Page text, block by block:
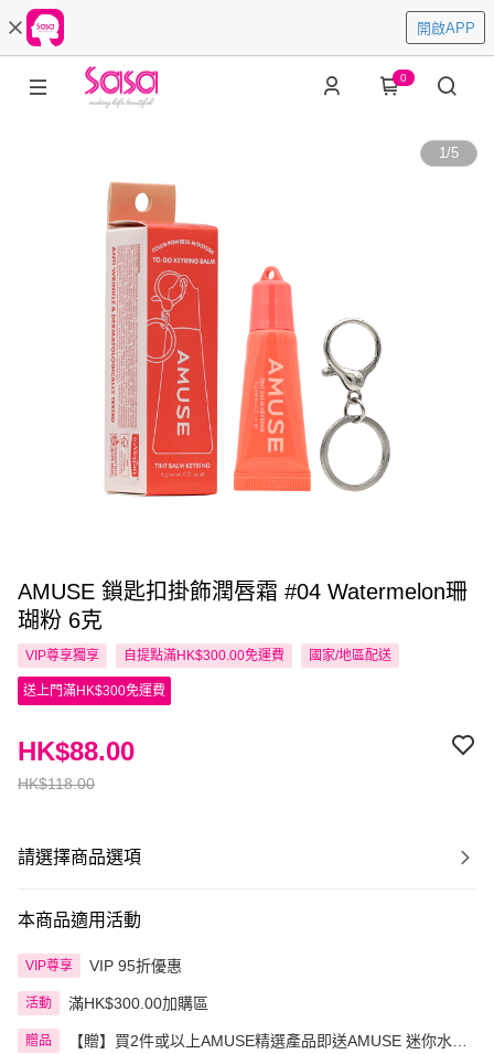
開啟APP
0
1/5
AMUSE 鎖匙扣掛飾潤唇霜 #04 Watermelon珊
瑚粉 6克
VIP尊享獨享 自提點滿HK$300.00免運費 國家/地區配送
送上門滿HK$300免運費
HK$118.00
HK$88.00
請選擇商品選項
本商品適用活動
VIP尊享 VIP 95折優惠
活動 滿HK$300.00加購區
贈品
【贈】買2件或以上AMUSE精選產品即送AMUSE 迷你水漾